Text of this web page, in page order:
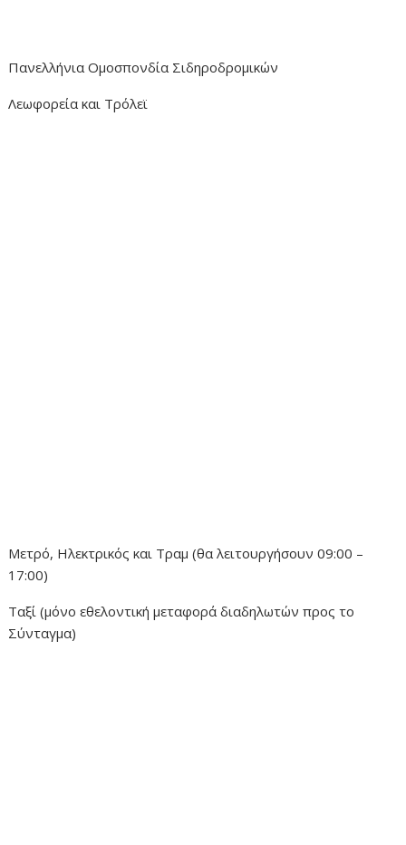
Πανελλήνια Ομοσπονδία Σιδηροδρομικών
Λεωφορεία και Τρόλεϊ
Μετρό, Ηλεκτρικός και Τραμ (θα λειτουργήσουν 09:00 –
17:00)
Ταξί (μόνο εθελοντική μεταφορά διαδηλωτών προς το
Σύνταγμα)